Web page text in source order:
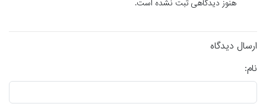
هنوز دیدگاهی ثبت نشده است.
ارسال دیدگاه
نام: